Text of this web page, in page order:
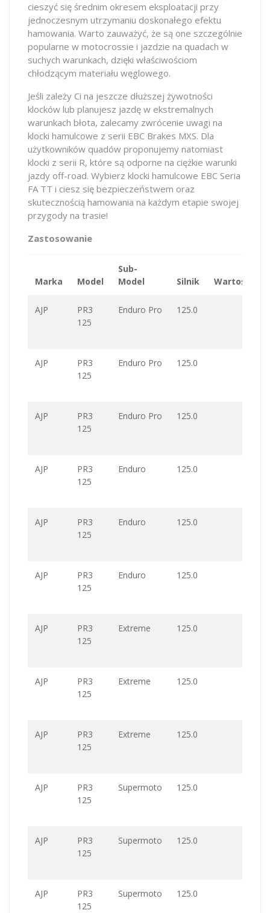
cieszyć się średnim okresem eksploatacji przy
jednoczesnym utrzymaniu doskonałego efektu
hamowania. Warto zauważyć, że są one szczególnie
popularne w motocrossie i jazdzie na quadach w
suchych warunkach, dzięki właściwościom
chłodzącym materiału węglowego.
Jeśli zależy Ci na jeszcze dłuższej żywotności
klocków lub planujesz jazdę w ekstremalnych
warunkach błota, zalecamy zwrócenie uwagi na
klocki hamulcowe z serii EBC Brakes MXS. Dla
użytkowników quadów proponujemy natomiast
klocki z serii R, które są odporne na ciężkie warunki
jazdy off-road. Wybierz klocki hamulcowe EBC Seria
FA TT i ciesz się bezpieczeństwem oraz
skutecznością hamowania na każdym etapie swojej
przygody na trasie!
Zastosowanie
Marka Model
Sub-
Model
Silnik Wartość
AJP
PR3
125
Enduro Pro 125.0
AJP
PR3
125
Enduro Pro 125.0
AJP
PR3
125
Enduro Pro 125.0
AJP
PR3
125
Enduro 125.0
AJP
PR3
125
Enduro 125.0
AJP
PR3
125
Enduro 125.0
AJP
PR3
125
Extreme 125.0
AJP
PR3
125
Extreme 125.0
AJP
PR3
125
Extreme 125.0
AJP
PR3
125
Supermoto 125.0
AJP
PR3
125
Supermoto 125.0
AJP
PR3
125
Supermoto 125.0